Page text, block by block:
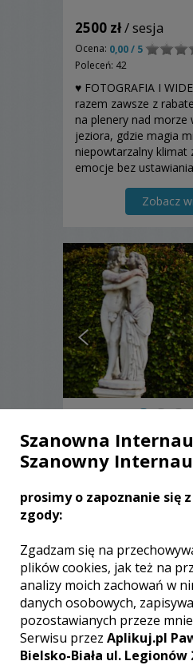
2500 zł/ sesja
Ocena: 0,00 / 5
Poleceń: 42
♥ FOTOGRAFIA I
razem zawsze z
na plenery nad morze
jeziora, gdzie magia
niepowtarzalny klimat
emocje bez
Zobacz
Kamil - Koszalin
Ocena:5,00 / 5
nieodwracalne,
człowieka. To bardzo
uroczystość rodzinna.
Państwu z tej
pamiątkę. Będą to w
profesjonalny
Moją ofertę kieruję
Zobacz
Szanowna
Szanowny
prosimy o zapoznanie się
zgody:
Zgadzam się na
plików cookies, jak też na
analizy moich zachowań w
danych osobowych,
pozostawianych przeze
Serwisu przez Aplikuj.pl
Bielsko-Biała ul. Legionów